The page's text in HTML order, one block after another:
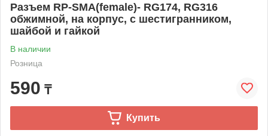
Разъем RP-SМА(female)- RG174, RG316
обжимной, на корпус, с шестигранником,
шайбой и гайкой
В наличии
Розница
590 ₸
Купить